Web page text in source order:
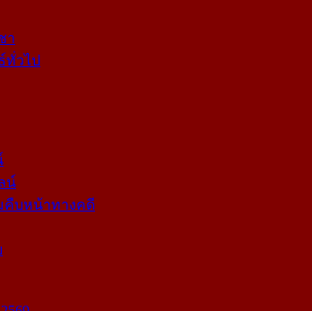
า
ทั่วไป
น์
คืบหน้าทางคดี